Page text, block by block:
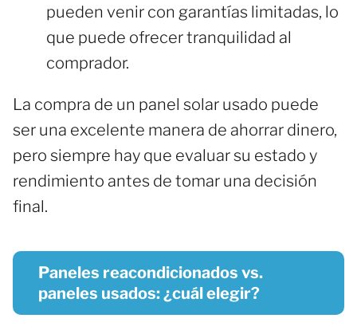
pueden venir con garantías limitadas, lo
que puede ofrecer tranquilidad al
comprador.
La compra de un panel solar usado puede
ser una excelente manera de ahorrar dinero,
pero siempre hay que evaluar su estado y
rendimiento antes de tomar una decisión
final.
Paneles reacondicionados vs.
paneles usados: ¿cuál elegir?